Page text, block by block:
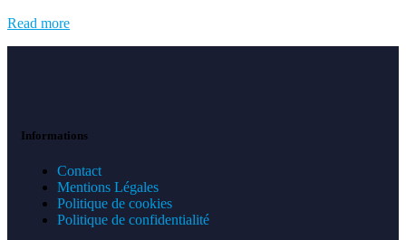
Read more
Informations
Contact
Mentions Légales
Politique de cookies
Politique de confidentialité